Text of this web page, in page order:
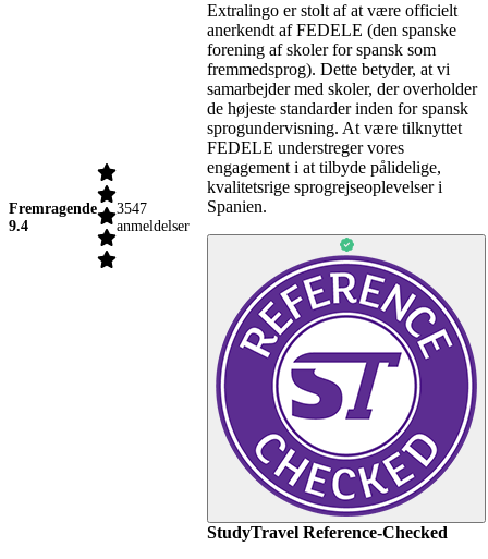
Fremragende
9.4
3547
anmeldelser
Extralingo er stolt af at være officielt
anerkendt af FEDELE (den spanske
forening af skoler for spansk som
fremmedsprog). Dette betyder, at vi
samarbejder med skoler, der overholder
de højeste standarder inden for spansk
sprogundervisning. At være tilknyttet
FEDELE understreger vores
engagement i at tilbyde pålidelige,
kvalitetsrige sprogrejseoplevelser i
Spanien.
StudyTravel Reference-Checked